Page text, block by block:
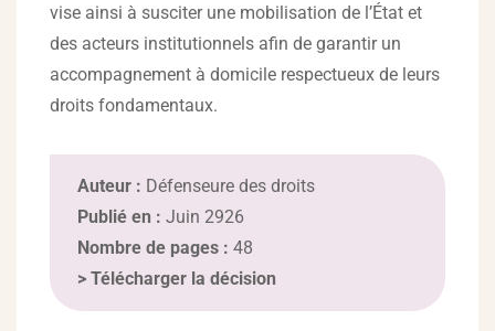
vise ainsi à susciter une mobilisation de l’État et
des acteurs institutionnels afin de garantir un
accompagnement à domicile respectueux de leurs
droits fondamentaux.
Auteur : Défenseure des droits
Publié en : Juin 2926
Nombre de pages : 48
> Télécharger la décision